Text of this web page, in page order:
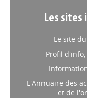
Les
Le site
Profil
L'Annuaire des
et de